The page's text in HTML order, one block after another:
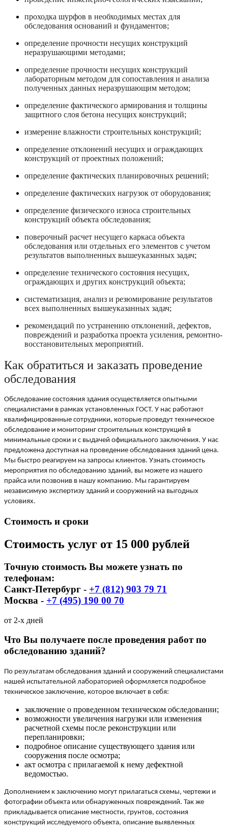
проходка шурфов в необходимых местах для
обследования оснований и фундаментов;
определение прочности несущих конструкций
неразрушающими методами;
определение прочности несущих конструкций
лабораторным методом для сопоставления и анализа
полученных данных неразрушающим методом;
определение фактического армирования и толщины
защитного слоя бетона несущих конструкций;
измерение влажности строительных конструкций;
определение отклонений несущих и ограждающих
конструкций от проектных положений;
определение фактических планировочных решений;
определение фактических нагрузок от оборудования;
определение физического износа строительных
конструкций объекта обследования;
поверочный расчет несущего каркаса объекта
обследования или отдельных его элементов с учетом
результатов выполненных вышеуказанных задач;
определение технического состояния несущих,
ограждающих и других конструкций объекта;
систематизация, анализ и резюмирование результатов
всех выполненных вышеуказанных задач;
рекомендаций по устранению отклонений, дефектов,
повреждений и разработка проекта усиления, ремонтно-
восстановительных мероприятий.
Как обратиться и заказать проведение
обследования
Обследование состояния здания осуществляется опытными
специалистами в рамках установленных ГОСТ. У нас работают
квалифицированные сотрудники, которые проведут техническое
обследование и мониторинг строительных конструкций в
минимальные сроки и с выдачей официального заключения. У нас
предложена доступная на проведение обследования зданий цена.
Мы быстро реагируем на запросы клиентов. Узнать стоимость
мероприятия по обследованию зданий, вы можете из нашего
прайса или позвонив в нашу компанию. Мы гарантируем
независимую экспертизу зданий и сооружений на выгодных
условиях.
Стоимость и сроки
Стоимость услуг от 15 000 рублей
Точную стоимость Вы можете узнать по
телефонам:
Санкт-Петербург - +7 (812) 903 79 71
Москва - +7 (495) 190 00 70
от 2-х дней
Что Вы получаете после проведения работ по
обследованию зданий?
По результатам обследования зданий и сооружений специалистами
нашей испытательной лабораторией оформляется подробное
техническое заключение, которое включает в себя:
заключение о проведенном техническом обследовании;
возможности увеличения нагрузки или изменения
расчетной схемы после реконструкции или
перепланировки;
подробное описание существующего здания или
сооружения после осмотра;
акт осмотра с прилагаемой к нему дефектной
ведомостью.
Дополнением к заключению могут прилагаться схемы, чертежи и
фотографии объекта или обнаруженных повреждений. Так же
прикладывается описание местности, грунтов, состояния
конструкций исследуемого объекта, описание выявленных